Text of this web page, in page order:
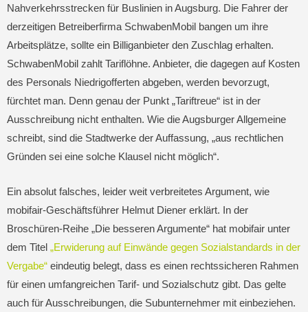
Nahverkehrsstrecken für Buslinien in Augsburg. Die Fahrer der
derzeitigen Betreiberfirma SchwabenMobil bangen um ihre
Arbeitsplätze, sollte ein Billiganbieter den Zuschlag erhalten.
SchwabenMobil zahlt Tariflöhne. Anbieter, die dagegen auf Kosten
des Personals Niedrigofferten abgeben, werden bevorzugt,
fürchtet man. Denn genau der Punkt „Tariftreue“ ist in der
Ausschreibung nicht enthalten. Wie die Augsburger Allgemeine
schreibt, sind die Stadtwerke der Auffassung, „aus rechtlichen
Gründen sei eine solche Klausel nicht möglich“.
Ein absolut falsches, leider weit verbreitetes Argument, wie
mobifair-Geschäftsführer Helmut Diener erklärt. In der
Broschüren-Reihe „Die besseren Argumente“ hat mobifair unter
dem Titel „Erwiderung auf Einwände gegen Sozialstandards in der
Vergabe“ eindeutig belegt, dass es einen rechtssicheren Rahmen
für einen umfangreichen Tarif- und Sozialschutz gibt. Das gelte
auch für Ausschreibungen, die Subunternehmer mit einbeziehen.